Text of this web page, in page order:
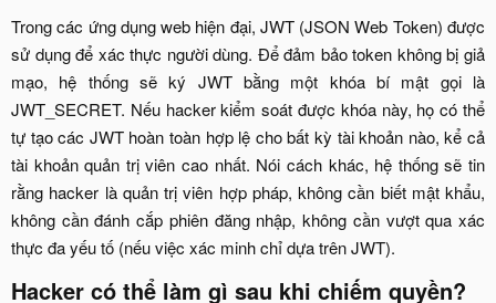
Trong các ứng dụng web hiện đại, JWT (JSON Web Token) được
sử dụng để xác thực người dùng. Để đảm bảo token không bị giả
mạo, hệ thống sẽ ký JWT bằng một khóa bí mật gọi là
JWT_SECRET. Nếu hacker kiểm soát được khóa này, họ có thể
tự tạo các JWT hoàn toàn hợp lệ cho bất kỳ tài khoản nào, kể cả
tài khoản quản trị viên cao nhất. Nói cách khác, hệ thống sẽ tin
rằng hacker là quản trị viên hợp pháp, không cần biết mật khẩu,
không cần đánh cắp phiên đăng nhập, không cần vượt qua xác
thực đa yếu tố (nếu việc xác minh chỉ dựa trên JWT).​
Hacker có thể làm gì sau khi chiếm quyền?​